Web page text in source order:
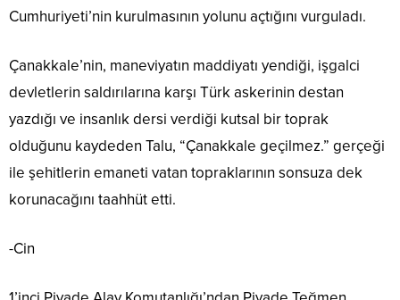
Cumhuriyeti’nin kurulmasının yolunu açtığını vurguladı.
Çanakkale’nin, maneviyatın maddiyatı yendiği, işgalci
devletlerin saldırılarına karşı Türk askerinin destan
yazdığı ve insanlık dersi verdiği kutsal bir toprak
olduğunu kaydeden Talu, “Çanakkale geçilmez.” gerçeği
ile şehitlerin emaneti vatan topraklarının sonsuza dek
korunacağını taahhüt etti.
-Cin